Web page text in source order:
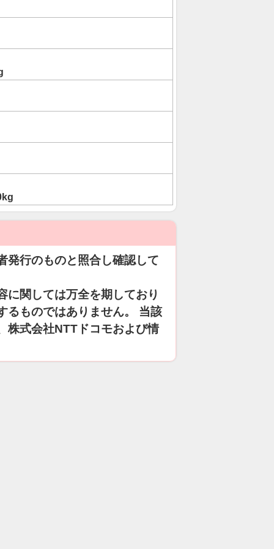
発行のものと照合し確認して
に関しては万全を期しており
るものではありません。 当該
株式会社NTTドコモおよび情